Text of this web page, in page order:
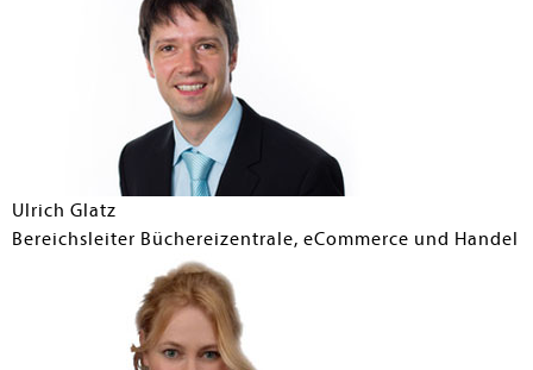
Ulrich Glatz
Bereichsleiter Büchereizentrale, eCommerce und Handel